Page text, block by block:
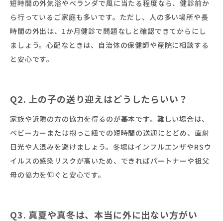
短時間の外気浴やベランダで風に当たる程度なら、健診前か
ら行っているご家庭も多いです。ただし、人の多い場所や長
時間の外出は、1か月健診で問題なしと確認できてからにし
ましょう。心配なときは、自治体の保健師や産院に相談する
と安心です。
Q2. 上の子の送り迎えはどうしたらいい？
家族や近隣の方の協力を得るのが基本です。難しい場合は、
ベビーカーまたは抱っこ紐での短時間の送迎にとどめ、直射
日光や人混みを避けましょう。冬場はインフルエンザやRSウ
イルスの感染リスクが高いため、できればパートナーや祖父
母の協力を仰ぐと安心です。
Q3. 真夏や真冬は、本当に外に出ない方がい